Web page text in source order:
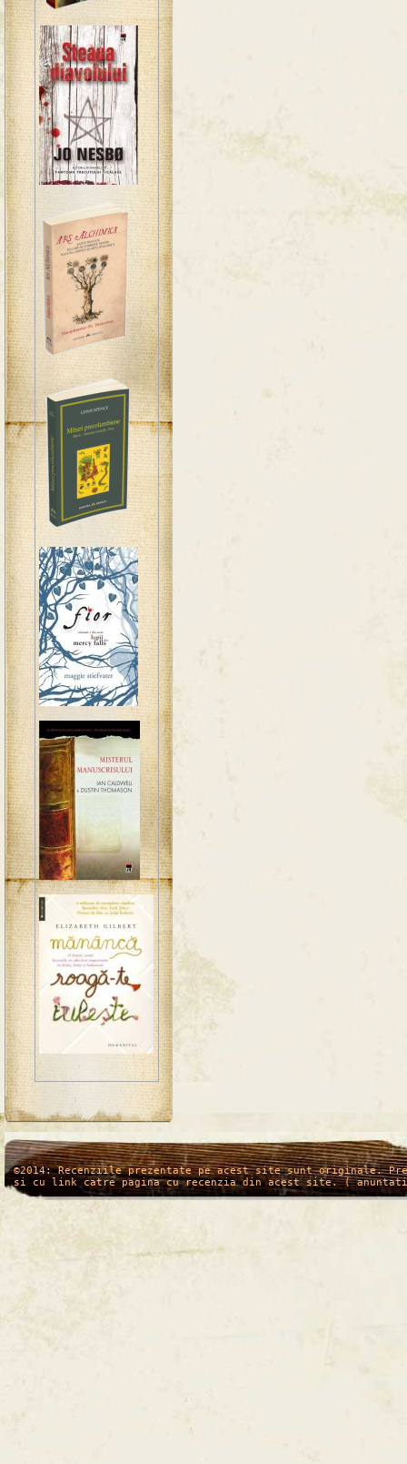
/* */
©2014: Recenziile prezentate pe acest site sunt originale.
si cu link catre pagina cu recenzia din acest site. (